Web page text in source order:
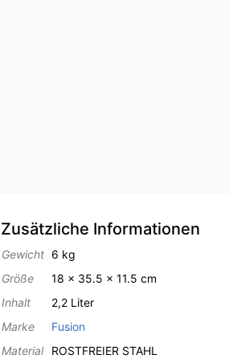
Zusätzliche Informationen
Gewicht
6 kg
Größe
18 × 35.5 × 11.5 cm
Inhalt
2,2 Liter
Marke
Fusion
Material
ROSTFREIER STAHL